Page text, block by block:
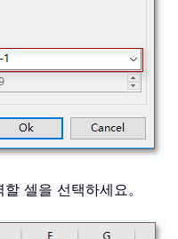
셀을 선택하세요。